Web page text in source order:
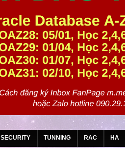
SECURITY TUNNING RAC HA